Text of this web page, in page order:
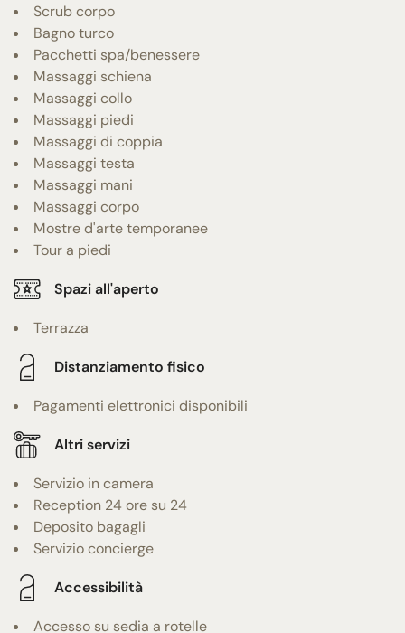
Scrub corpo
Bagno turco
Pacchetti spa/benessere
Massaggi schiena
Massaggi collo
Massaggi piedi
Massaggi di coppia
Massaggi testa
Massaggi mani
Massaggi corpo
Mostre d'arte temporanee
Tour a piedi
Spazi all'aperto
Terrazza
Distanziamento fisico
Pagamenti elettronici disponibili
Altri servizi
Servizio in camera
Reception 24 ore su 24
Deposito bagagli
Servizio concierge
Accessibilità
Accesso su sedia a rotelle